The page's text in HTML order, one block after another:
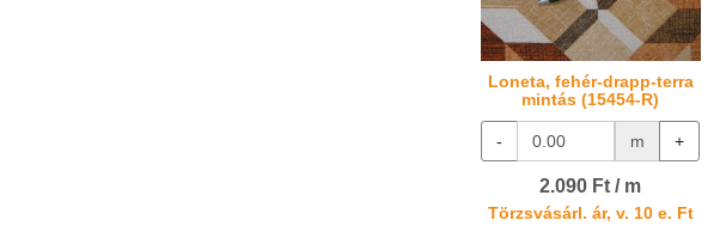
Loneta, fehér-drapp-terra
mintás (15454-R)
- m +
2.090 Ft / m
Törzsvásárl. ár, v. 10 e. Ft